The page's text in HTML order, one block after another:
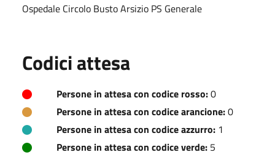
Ospedale Circolo Busto Arsizio PS Generale
Codici attesa
Persone in attesa con codice rosso:0
Persone in attesa con codice arancione:0
Persone in attesa con codice azzurro: 1
Persone in attesa con codice verde: 5